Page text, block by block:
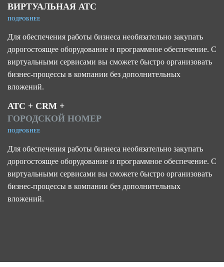
ВИРТУАЛЬНАЯ АТС
ПОДРОБНЕЕ
Для обеспечения работы бизнеса необязательно закупать
дорогостоящее оборудование и программное обеспечение. С
виртуальными сервисами вы сможете быстро организовать
бизнес-процессы в компании без дополнительных
вложений.
АТС + CRM +
ГОРОДСКОЙ НОМЕР
ПОДРОБНЕЕ
Для обеспечения работы бизнеса необязательно закупать
дорогостоящее оборудование и программное обеспечение. С
виртуальными сервисами вы сможете быстро организовать
бизнес-процессы в компании без дополнительных
вложений.